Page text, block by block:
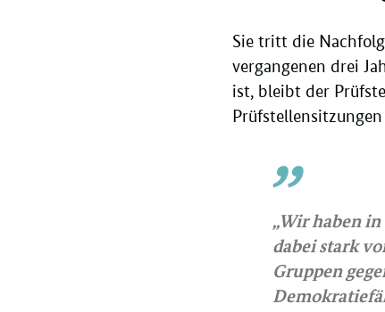
Sie tritt die
vergangenen drei
ist, bleibt der
„Wir haben
dabei stark
Gruppen